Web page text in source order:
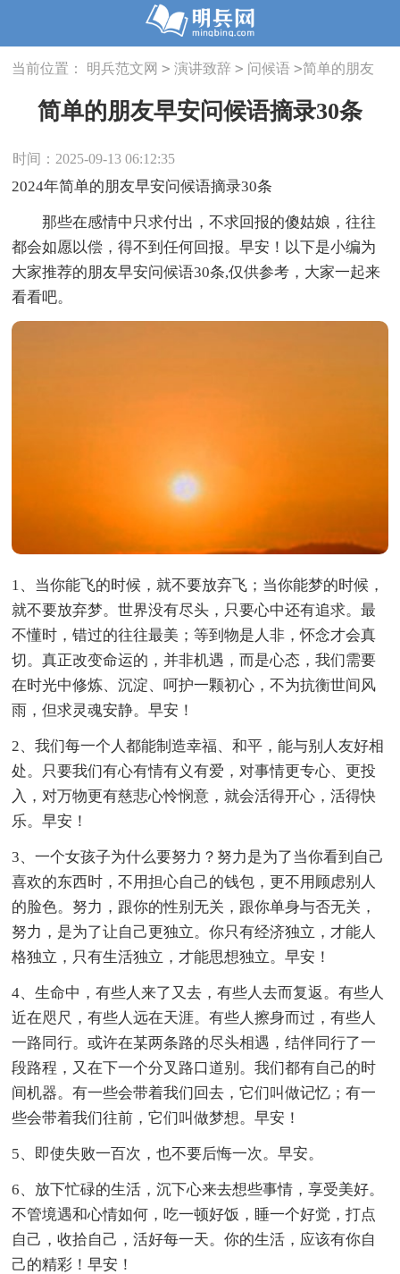
当前位置： 明兵范文网 > 演讲致辞 > 问候语 >简单的朋友
早安问候语摘录30条
简单的朋友早安问候语摘录30条
时间：2025-09-13 06:12:35
2024年简单的朋友早安问候语摘录30条
那些在感情中只求付出，不求回报的傻姑娘，往往
都会如愿以偿，得不到任何回报。早安！以下是小编为
大家推荐的朋友早安问候语30条,仅供参考，大家一起来
看看吧。
1、当你能飞的时候，就不要放弃飞；当你能梦的时候，
就不要放弃梦。世界没有尽头，只要心中还有追求。最
不懂时，错过的往往最美；等到物是人非，怀念才会真
切。真正改变命运的，并非机遇，而是心态，我们需要
在时光中修炼、沉淀、呵护一颗初心，不为抗衡世间风
雨，但求灵魂安静。早安！
2、我们每一个人都能制造幸福、和平，能与别人友好相
处。只要我们有心有情有义有爱，对事情更专心、更投
入，对万物更有慈悲心怜悯意，就会活得开心，活得快
乐。早安！
3、一个女孩子为什么要努力？努力是为了当你看到自己
喜欢的东西时，不用担心自己的钱包，更不用顾虑别人
的脸色。努力，跟你的性别无关，跟你单身与否无关，
努力，是为了让自己更独立。你只有经济独立，才能人
格独立，只有生活独立，才能思想独立。早安！
4、生命中，有些人来了又去，有些人去而复返。有些人
近在咫尺，有些人远在天涯。有些人擦身而过，有些人
一路同行。或许在某两条路的尽头相遇，结伴同行了一
段路程，又在下一个分叉路口道别。我们都有自己的时
间机器。有一些会带着我们回去，它们叫做记忆；有一
些会带着我们往前，它们叫做梦想。早安！
5、即使失败一百次，也不要后悔一次。早安。
6、放下忙碌的生活，沉下心来去想些事情，享受美好。
不管境遇和心情如何，吃一顿好饭，睡一个好觉，打点
自己，收拾自己，活好每一天。你的生活，应该有你自
己的精彩！早安！